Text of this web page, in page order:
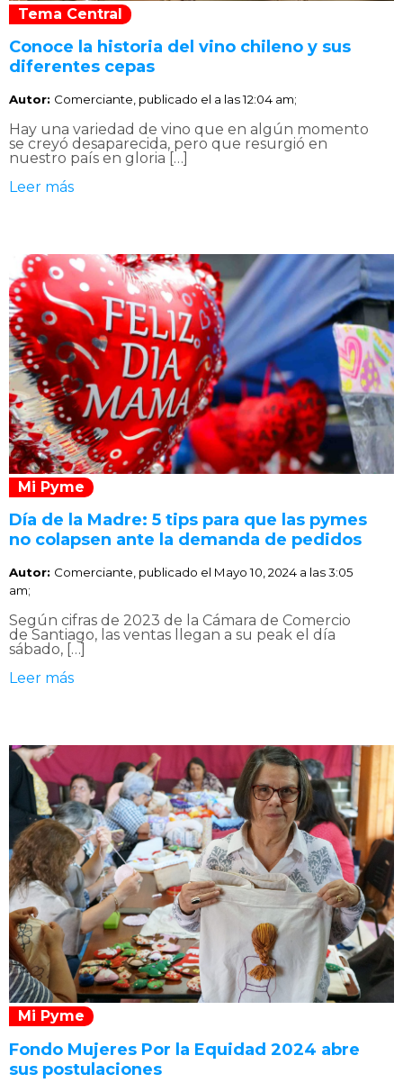
Tema Central
Conoce la historia del vino chileno y sus
diferentes cepas
Autor: Comerciante, publicado el a las 12:04 am;
Hay una variedad de vino que en algún momento
se creyó desaparecida, pero que resurgió en
nuestro país en gloria […]
Leer más
Mi Pyme
Día de la Madre: 5 tips para que las pymes
no colapsen ante la demanda de pedidos
Autor: Comerciante, publicado el Mayo 10, 2024 a las 3:05
am;
Según cifras de 2023 de la Cámara de Comercio
de Santiago, las ventas llegan a su peak el día
sábado, […]
Leer más
Mi Pyme
Fondo Mujeres Por la Equidad 2024 abre
sus postulaciones